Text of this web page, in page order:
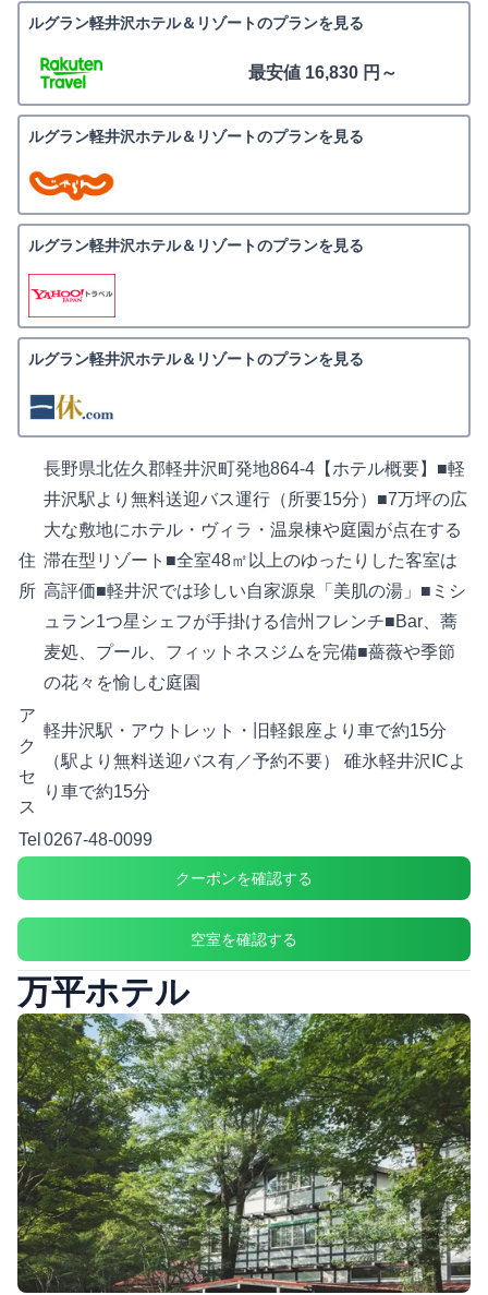
ルグラン軽井沢ホテル＆リゾートのプランを見る
最安値 16,830 円～
ルグラン軽井沢ホテル＆リゾートのプランを見る
ルグラン軽井沢ホテル＆リゾートのプランを見る
ルグラン軽井沢ホテル＆リゾートのプランを見る
住
所
長野県北佐久郡軽井沢町発地864-4【ホテル概要】■軽
井沢駅より無料送迎バス運行（所要15分）■7万坪の広
大な敷地にホテル・ヴィラ・温泉棟や庭園が点在する
滞在型リゾート■全室48㎡以上のゆったりした客室は
高評価■軽井沢では珍しい自家源泉「美肌の湯」■ミシ
ュラン1つ星シェフが手掛ける信州フレンチ■Bar、蕎
麦処、プール、フィットネスジムを完備■薔薇や季節
の花々を愉しむ庭園
ア
ク
セ
ス
軽井沢駅・アウトレット・旧軽銀座より車で約15分
（駅より無料送迎バス有／予約不要） 碓氷軽井沢ICよ
り車で約15分
Tel 0267-48-0099
クーポンを確認する
空室を確認する
万平ホテル